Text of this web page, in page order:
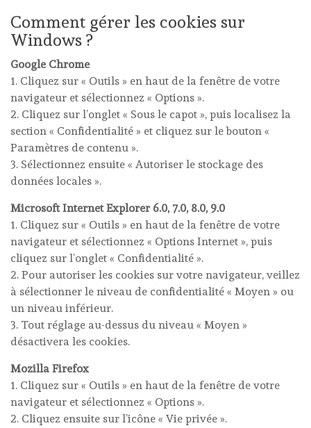
Comment gérer les cookies sur
Windows ?
Google Chrome
1. Cliquez sur « Outils » en haut de la fenêtre de votre
navigateur et sélectionnez « Options ».
2. Cliquez sur l’onglet « Sous le capot », puis localisez la
section « Confidentialité » et cliquez sur le bouton «
Paramètres de contenu ».
3. Sélectionnez ensuite « Autoriser le stockage des
données locales ».
Microsoft Internet Explorer 6.0, 7.0, 8.0, 9.0
1. Cliquez sur « Outils » en haut de la fenêtre de votre
navigateur et sélectionnez « Options Internet », puis
cliquez sur l’onglet « Confidentialité ».
2. Pour autoriser les cookies sur votre navigateur, veillez
à sélectionner le niveau de confidentialité « Moyen » ou
un niveau inférieur.
3. Tout réglage au-dessus du niveau « Moyen »
désactivera les cookies.
Mozilla Firefox
1. Cliquez sur « Outils » en haut de la fenêtre de votre
navigateur et sélectionnez « Options ».
2. Cliquez ensuite sur l’icône « Vie privée ».